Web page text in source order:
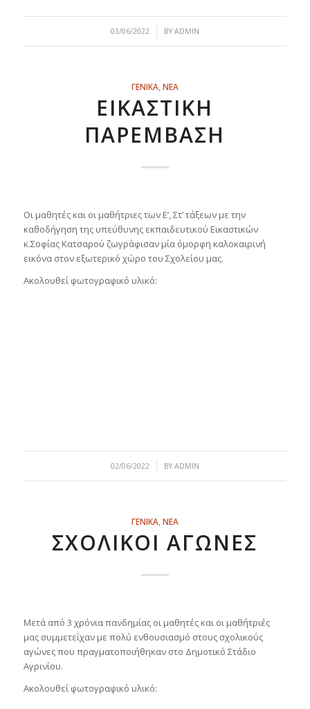
03/06/2022
/ BY ADMIN
ΓΕΝΙΚΑ, ΝΕΑ
ΕΙΚΑΣΤΙΚΉ
ΠΑΡΈΜΒΑΣΗ
Οι μαθητές και οι μαθήτριες των Ε’, Στ’ τάξεων με την
καθοδήγηση της υπεύθυνης εκπαιδευτικού Εικαστικών
κ.Σοφίας Κατσαρού ζωγράφισαν μία όμορφη καλοκαιρινή
εικόνα στον εξωτερικό χώρο του Σχολείου μας.
Ακολουθεί φωτογραφικό υλικό:
02/06/2022
/ BY ADMIN
ΓΕΝΙΚΑ, ΝΕΑ
ΣΧΟΛΙΚΟΊ ΑΓΏΝΕΣ
Μετά από 3 χρόνια πανδημίας οι μαθητές και οι μαθήτριές
μας συμμετείχαν με πολύ ενθουσιασμό στους σχολικούς
αγώνες που πραγματοποιήθηκαν στο Δημοτικό Στάδιο
Αγρινίου.
Ακολουθεί φωτογραφικό υλικό: